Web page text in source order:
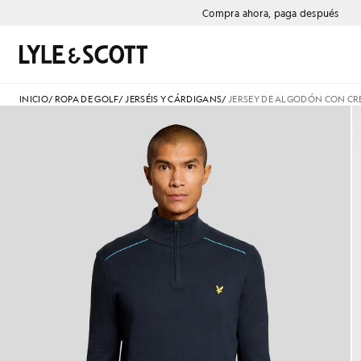
Compra ahora, paga después
Buscar
INICIO/ ROPA DE GOLF/JERSÉIS Y CÁRDIGANS/JERSEY DE ALGODÓN CON